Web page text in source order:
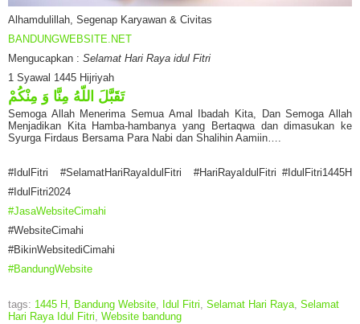
Alhamdulillah, Segenap Karyawan & Civitas
BANDUNGWEBSITE.NET
Mengucapkan : Selamat Hari Raya idul Fitri
1 Syawal 1445 Hijriyah
تَقَبَّلَ اللّهُ مِنَّا وَ مِنْكُمْ
Semoga Allah Menerima Semua Amal Ibadah Kita, Dan Semoga Allah
Menjadikan Kita Hamba-hambanya yang Bertaqwa dan dimasukan ke
Syurga Firdaus Bersama Para Nabi dan Shalihin Aamiin….
#IdulFitri #SelamatHariRayaIdulFitri #HariRayaIdulFitri #IdulFitri1445H
#IdulFitri2024
#JasaWebsiteCimahi
#WebsiteCimahi
#BikinWebsitediCimahi
#BandungWebsite
tags: 1445 H, Bandung Website, Idul Fitri, Selamat Hari Raya, Selamat
Hari Raya Idul Fitri, Website bandung